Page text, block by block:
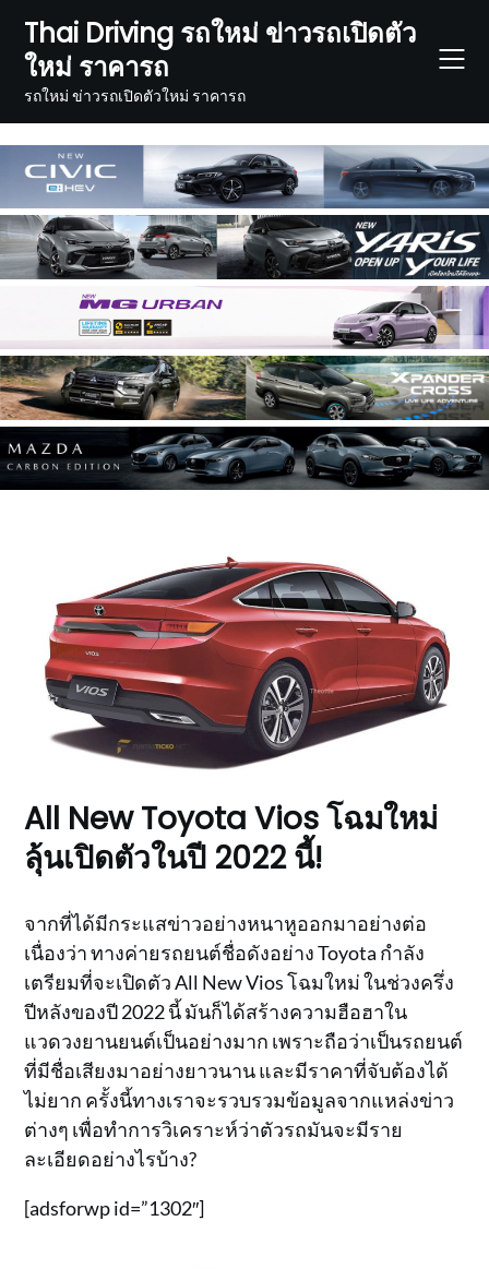
content
Thai Driving รถใหม่ ข่าวรถเปิดตัว
ใหม่ ราคารถ
รถใหม่ ข่าวรถเปิดตัวใหม่ ราคารถ
All New Toyota Vios โฉมใหม่
ลุ้นเปิดตัวในปี 2022 นี้!
จากที่ได้มีกระแสข่าวอย่างหนาหูออกมาอย่างต่อ
เนื่องว่า ทางค่ายรถยนต์ชื่อดังอย่าง Toyota กำลัง
เตรียมที่จะเปิดตัว All New Vios โฉมใหม่ ในช่วงครึ่ง
ปีหลังของปี 2022 นี้ มันก็ได้สร้างความฮือฮาใน
แวดวงยานยนต์เป็นอย่างมาก เพราะถือว่าเป็นรถยนต์
ที่มีชื่อเสียงมาอย่างยาวนาน และมีราคาที่จับต้องได้
ไม่ยาก ครั้งนี้ทางเราจะรวบรวมข้อมูลจากแหล่งข่าว
ต่างๆ เพื่อทำการวิเคราะห์ว่าตัวรถมันจะมีราย
ละเอียดอย่างไรบ้าง?
[adsforwp id=”1302″]